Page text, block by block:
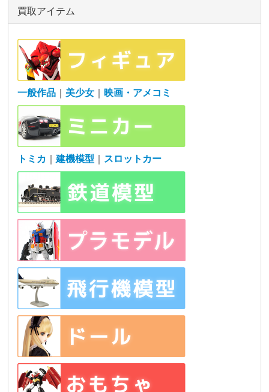
買取アイテム
一般作品 美少女 映画・アメコミ
トミカ ｜建機模型 スロットカー